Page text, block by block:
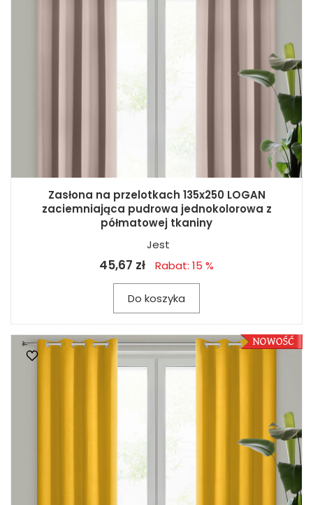
Zasłona na przelotkach 135x250 LOGAN
zaciemniająca pudrowa jednokolorowa z
półmatowej tkaniny
Jest
45,67 zł Rabat: 15 %
Do koszyka